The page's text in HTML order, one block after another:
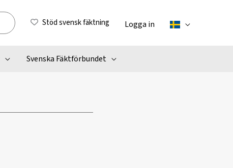
Stöd svensk fäktning Logga in
Svenska Fäktförbundet